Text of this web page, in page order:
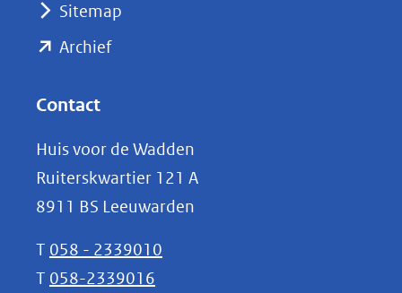
naar
Sitemap
Archief(opent
(verwijst
naar
een
andere
website)
Contact
Huis voor de Wadden
Ruiterskwartier 121 A
8911 BS Leeuwarden
T 058 - 2339010
T 058-2339016